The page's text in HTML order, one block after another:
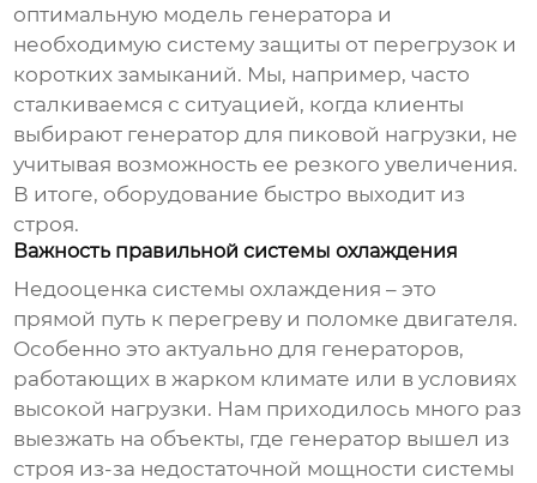
оптимальную модель генератора и
необходимую систему защиты от перегрузок и
коротких замыканий. Мы, например, часто
сталкиваемся с ситуацией, когда клиенты
выбирают генератор для пиковой нагрузки, не
учитывая возможность ее резкого увеличения.
В итоге, оборудование быстро выходит из
строя.
Важность правильной системы охлаждения
Недооценка системы охлаждения – это
прямой путь к перегреву и поломке двигателя.
Особенно это актуально для генераторов,
работающих в жарком климате или в условиях
высокой нагрузки. Нам приходилось много раз
выезжать на объекты, где генератор вышел из
строя из-за недостаточной мощности системы